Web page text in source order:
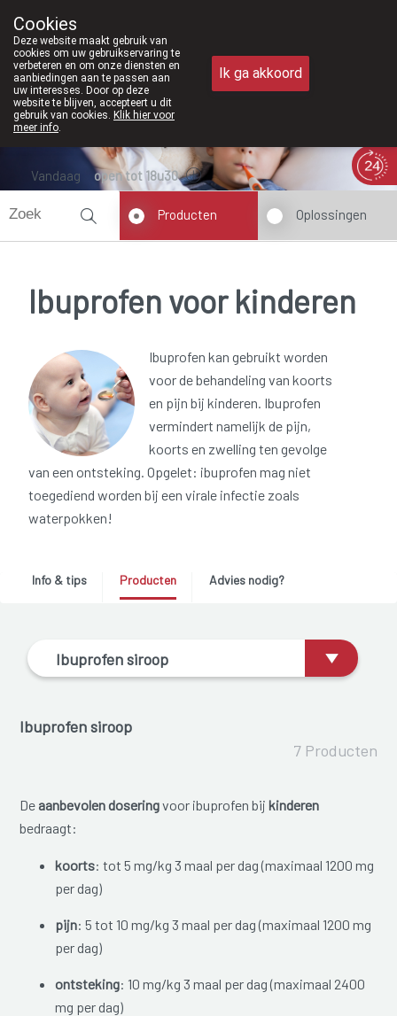
011/610300
Vandaag open tot 18u30
Producten Oplossingen
Ibuprofen voor kinderen
Ibuprofen kan gebruikt worden
voor de behandeling van koorts
en pijn bij kinderen. Ibuprofen
vermindert namelijk de pijn,
koorts en zwelling ten gevolge
van een ontsteking. Opgelet: ibuprofen mag niet
toegediend worden bij een virale infectie zoals
waterpokken!
Info & tips Producten Advies nodig?
Ibuprofen siroop
Ibuprofen siroop
7 Producten
De aanbevolen doseringvoor ibuprofen bijkinderen
bedraagt:
koorts: tot 5 mg/kg 3 maal per dag (maximaal 1200 mg
per dag)
pijn: 5 tot 10 mg/kg 3 maal per dag (maximaal 1200 mg
per dag)
ontsteking: 10 mg/kg 3 maal per dag (maximaal 2400
mg per dag)
Cookies
Deze website maakt gebruik van
cookies om uw gebruikservaring te
verbeteren en om onze diensten en
aanbiedingen aan te passen aan
uw interesses. Door op deze
website te blijven, accepteert u dit
gebruik van cookies. Klik hier voor
meer info.
Ik ga akkoord